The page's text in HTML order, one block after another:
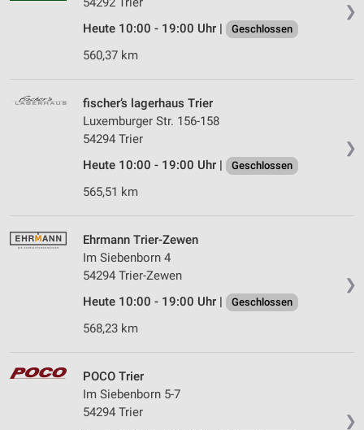
❯
Heute 10:00 - 19:00 Uhr |
Geschlossen
560,37 km
❯
fischer’s lagerhaus Trier
Luxemburger Str. 156-158
54294 Trier
Heute 10:00 - 19:00 Uhr |
Geschlossen
565,51 km
❯
Ehrmann Trier-Zewen
Im Siebenborn 4
54294 Trier-Zewen
Heute 10:00 - 19:00 Uhr |
Geschlossen
568,23 km
❯
POCO Trier
Im Siebenborn 5-7
54294 Trier